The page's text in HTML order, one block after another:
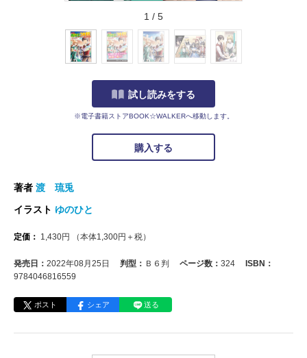
1 / 5
試し読みをする
※電子書籍ストアBOOK☆WALKERへ移動します。
購入する
著者 渡 琉兎
イラスト ゆのひと
定価： 1,430円 （本体1,300円＋税）
発売日： 2022年08月25日 判型： Ｂ６判 ページ数： 324
ISBN：
9784046816559
ポスト シェア 送る